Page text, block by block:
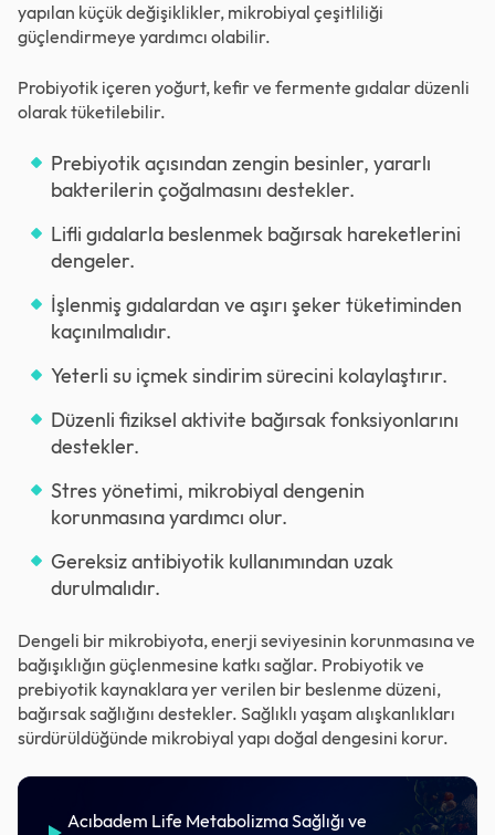
yapılan küçük değişiklikler, mikrobiyal çeşitliliği
güçlendirmeye yardımcı olabilir.
Probiyotik içeren yoğurt, kefir ve fermente gıdalar düzenli
olarak tüketilebilir.
Prebiyotik açısından zengin besinler, yararlı
bakterilerin çoğalmasını destekler.
Lifli gıdalarla beslenmek bağırsak hareketlerini
dengeler.
İşlenmiş gıdalardan ve aşırı şeker tüketiminden
kaçınılmalıdır.
Yeterli su içmek sindirim sürecini kolaylaştırır.
Düzenli fiziksel aktivite bağırsak fonksiyonlarını
destekler.
Stres yönetimi, mikrobiyal dengenin
korunmasına yardımcı olur.
Gereksiz antibiyotik kullanımından uzak
durulmalıdır.
Dengeli bir mikrobiyota, enerji seviyesinin korunmasına ve
bağışıklığın güçlenmesine katkı sağlar. Probiyotik ve
prebiyotik kaynaklara yer verilen bir beslenme düzeni,
bağırsak sağlığını destekler. Sağlıklı yaşam alışkanlıkları
sürdürüldüğünde mikrobiyal yapı doğal dengesini korur.
Acıbadem Life Metabolizma Sağlığı ve